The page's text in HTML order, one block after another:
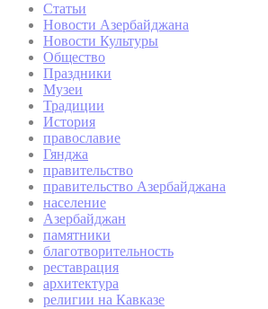
Статьи
Новости Азербайджана
Новости Культуры
Общество
Праздники
Музеи
Традиции
История
православие
Гянджа
правительство
правительство Азербайджана
население
Азербайджан
памятники
благотворительность
реставрация
архитектура
религии на Кавказе